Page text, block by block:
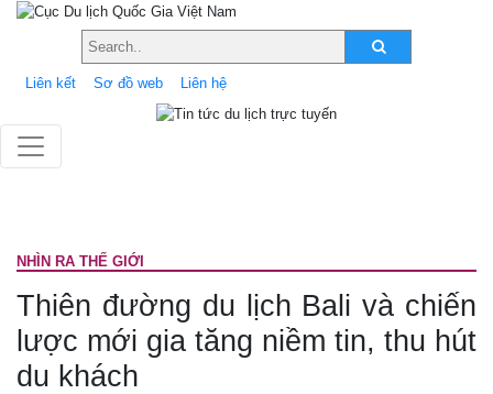
Liên kết Sơ đồ web Liên hệ
NHÌN RA THẾ GIỚI
Thiên đường du lịch Bali và chiến
lược mới gia tăng niềm tin, thu hút
du khách